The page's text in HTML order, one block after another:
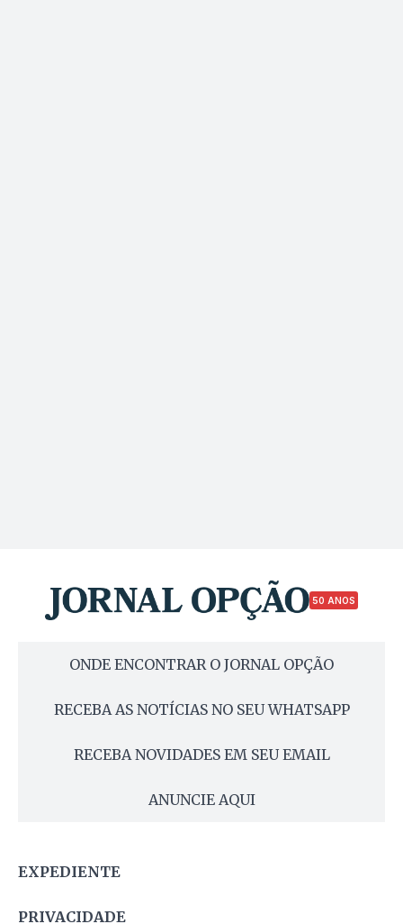
50 ANOS
ONDE ENCONTRAR O JORNAL OPÇÃO
RECEBA AS NOTÍCIAS NO SEU WHATSAPP
RECEBA NOVIDADES EM SEU EMAIL
ANUNCIE AQUI
EXPEDIENTE
PRIVACIDADE